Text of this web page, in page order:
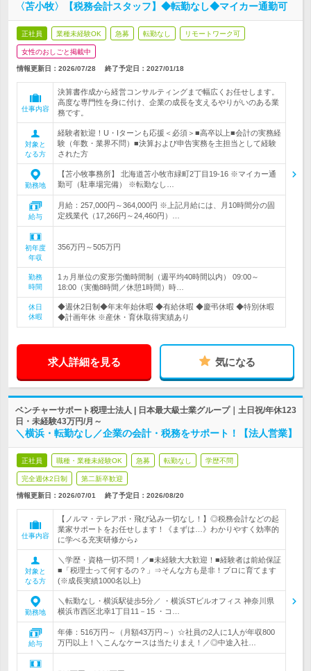
〈苫小牧〉【税務会計スタッフ】◆転勤なし◆マイカー通勤可
正社員 業種未経験OK 急募 転勤なし リモートワーク可
女性のおしごと掲載中
情報更新日：2026/07/28 終了予定日： 2027/01/18
仕事内容
決算書作成から経営コンサルティングまで幅広くお任せします。
高度な専門性を身に付け、企業の成長を支えるやりがいのある業
務です。
対象と
なる方
経験者歓迎！U・Iターンも応援＜必須＞■高卒以上■会計の実務経
験（年数・業界不問）■決算および申告実務を主担当として経験
された方
勤務地
【苫小牧事務所】 北海道苫小牧市緑町2丁目19-16 ※マイカー通
勤可（駐車場完備） ※転勤なし…
給与
月給：257,000円～364,000円 ※上記月給には、月10時間分の固
定残業代（17,266円～24,460円）…
初年度
年収
356万円～505万円
勤務
時間
1ヵ月単位の変形労働時間制（週平均40時間以内） 09:00～
18:00（実働8時間／休憩1時間）時…
休日
休暇
◆週休2日制◆年末年始休暇 ◆有給休暇 ◆慶弔休暇 ◆特別休暇
◆計画年休 ※産休・育休取得実績あり
求人詳細を見る 気になる
ベンチャーサポート税理士法人 | 日本最大級士業グループ｜土日祝/年休123
日・未経験43万円/月～
＼横浜・転勤なし／企業の会計・税務をサポート！【法人営業】
正社員 職種・業種未経験OK 急募 転勤なし 学歴不問
完全週休2日制 第二新卒歓迎
情報更新日：2026/07/01 終了予定日： 2026/08/20
仕事内容
【ノルマ・テレアポ・飛び込み一切なし！】◎税務会計などの起
業家サポートをお任せします！《まずは…》わかりやすく効率的
に学べる充実研修から♪
対象と
なる方
＼学歴・資格一切不問！／■未経験大大歓迎！■経験者は前給保証
■「税理士って何するの？」⇒そんな方も是非！プロに育てます
(※成長実績1000名以上)
勤務地
＼転勤なし・横浜駅徒歩5分／ ・横浜STビルオフィス 神奈川県
横浜市西区北幸1丁目11－15 ・コ…
給与
年俸：516万円～（月額43万円～）☆社員の2人に1人が年収800
万円以上！＼こんなケースは当たりまえ！／◎中途入社…